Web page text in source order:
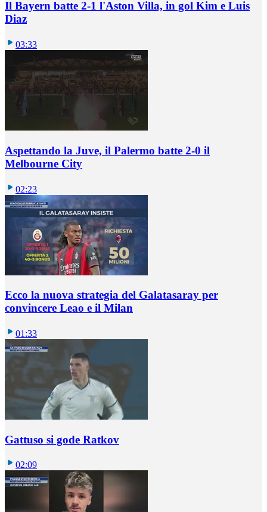
Il Bayern batte 2-1 l'Aston Villa, in gol Kim e Luis
Diaz
03:33
Aspettando la Juve, il Palermo batte 2-0 il
Melbourne City
02:23
Ecco la nuova strategia del Galatasaray per
convincere Leao e il Milan
01:33
Gattuso si gode Ratkov
02:09